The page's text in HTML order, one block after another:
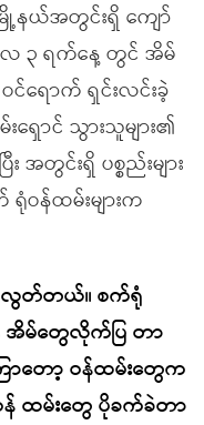
နယ်အတွင်းရှိ ကျော်
လ ၃ ရက်နေ့ တွင် အိမ်
ဝင်ရောက် ရှင်းလင်းခဲ့
ရှောင် သွားသူများ၏
အတွင်းရှိ ပစ္စည်းများ
န်ထမ်းများက
လွတ်တယ်။ စက်ရုံ
အိမ်တွေလိုက်ပြ တာ
တော့ ဝန်ထမ်းတွေက
ထမ်းတွေ ပိုခက်ခဲတာ